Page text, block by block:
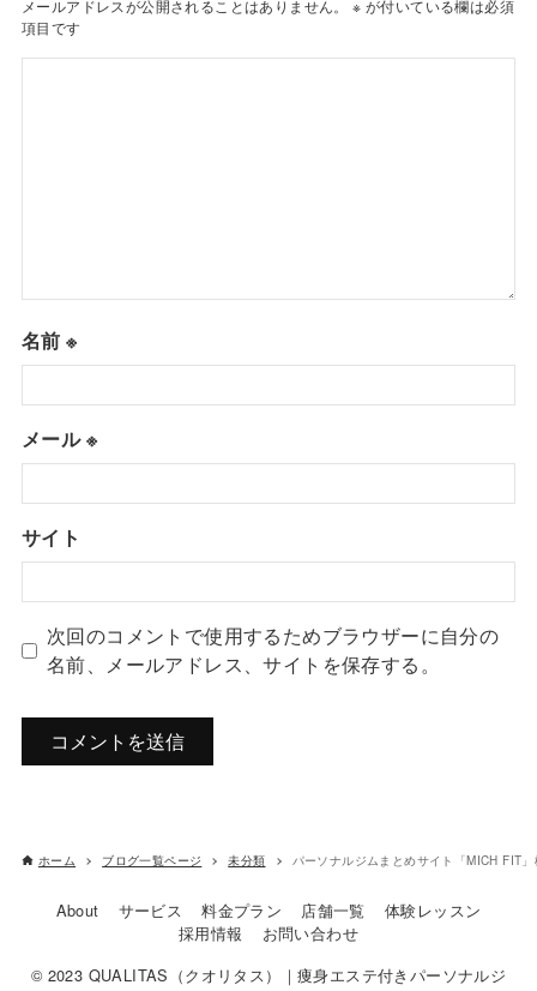
メールアドレスが公開されることはありません。 ※ が付いている欄は必須
項目です
名前※
メール※
サイト
次回のコメントで使用するためブラウザーに自分の
名前、メールアドレス、サイトを保存する。
ホーム ブログ一覧ページ 未分類 パーソナルジムまとめサイト「MICH FIT
About サービス 料金プラン 店舗一覧
体験レッスン
採用情報
お問い合わせ
© 2023 QUALITAS（クオリタス）｜痩身エステ付きパーソナルジ